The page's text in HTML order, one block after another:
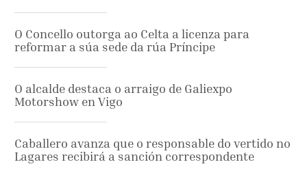
O Concello outorga ao Celta a licenza para
reformar a súa sede da rúa Príncipe
O alcalde destaca o arraigo de Galiexpo
Motorshow en Vigo
Caballero avanza que o responsable do vertido no
Lagares recibirá a sanción correspondente